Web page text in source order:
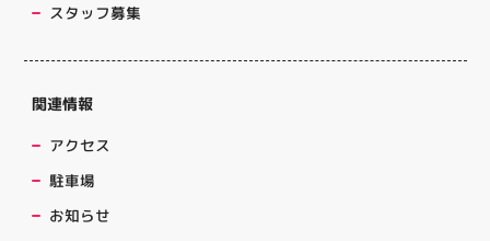
スタッフ募集
関連情報
アクセス
駐車場
お知らせ